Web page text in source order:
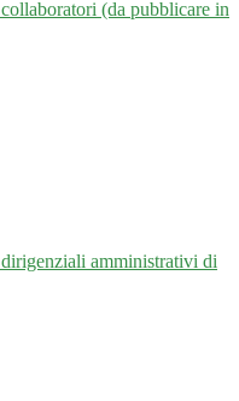
(da pubblicare in
amministrativi di